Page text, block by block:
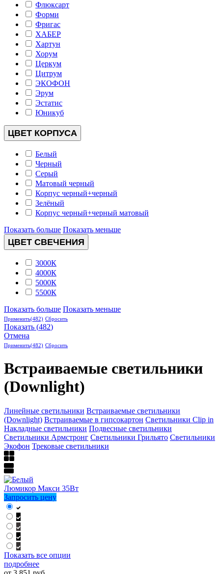
Флюксарт
Форми
Фригас
ХАБЕР
Хартун
Хорум
Церкум
Цитрум
ЭКОФОН
Эрум
Эстатис
Юникуб
ЦВЕТ КОРПУСА
Белый
Черный
Серый
Матовый черный
Корпус черный+черный
Зелёный
Корпус черный+черный матовый
Показать больше Показать меньше
ЦВЕТ СВЕЧЕНИЯ
3000К
4000К
5000К
5500К
Показать больше Показать меньше
Применить(482) Сбросить
Показать (482)
Отмена
Применить(482) Сбросить
Встраиваемые светильники
(Downlight)
Линейные светильники Встраиваемые светильники
(Downlight) Встраиваемые в гипсокартон Светильники Clip in
Накладные светильники Подвесные светильники
Светильники Армстронг Светильники Грильято Светильники
Экофон Трековые светильники
Люмикор Макси 35Вт
Запросить цену
Показать все опции
подробнее